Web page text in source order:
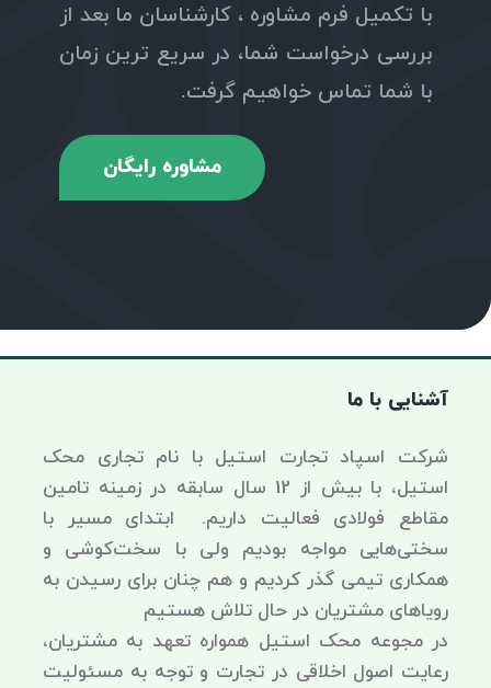
با تکمیل فرم مشاوره ، کارشناسان ما بعد از
بررسی درخواست شما، در سریع ترین زمان
با شما تماس خواهیم گرفت.
مشاوره رایگان
آشنایی با ما
شرکت اسپاد تجارت استیل با نام تجاری محک
استیل، با بیش از 12 سال سابقه در زمینه تامین
مقاطع فولادی فعالیت داریم. ابتدای مسیر با
سختی‌هایی مواجه بودیم ولی با سخت‌کوشی و
همکاری تیمی گذر کردیم و هم چنان برای رسیدن به
رویاهای مشتریان در حال تلاش هستیم
در مجوعه محک استیل همواره تعهد به مشتریان،
رعایت اصول اخلاقی در تجارت و توجه به مسئولیت